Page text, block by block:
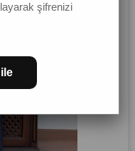
şifrenizi